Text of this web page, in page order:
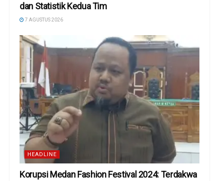
dan Statistik Kedua Tim
7 AGUSTUS 2026
HEADLINE
Korupsi Medan Fashion Festival 2024: Terdakwa